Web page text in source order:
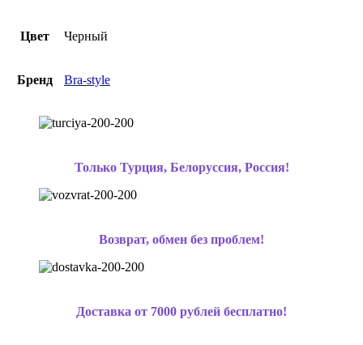
Цвет Черный
Бренд Bra-style
Только Турция, Белоруссия, Россия!
Возврат, обмен без проблем!
Доставка от 7000 рублей бесплатно!